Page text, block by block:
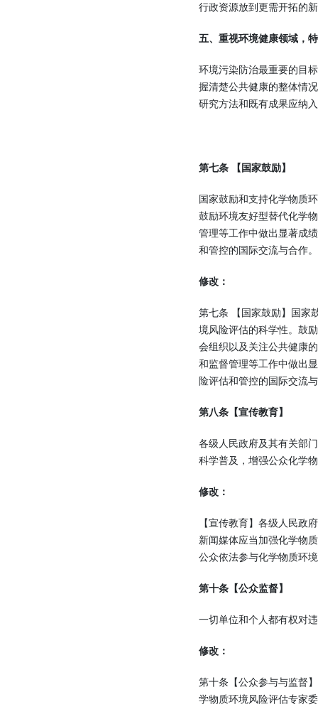
行政资源放到更需开拓的
五、重视环境健康领域，
环境污染防治最重要的目
握清楚公共健康的整体情
研究方法和既有成果应纳
第七条 【国家鼓励】
国家鼓励和支持化学物质
鼓励环境友好型替代化学
管理等工作中做出显著成
和管控的国际交流与合作。
修改：
第七条 【国家鼓励】国家
境风险评估的科学性。鼓
会组织以及关注公共健康
和监督管理等工作中做出
险评估和管控的国际交流
第八条【宣传教育】
各级人民政府及其有关部
科学普及，增强公众化学
修改：
【宣传教育】各级人民政
新闻媒体应当加强化学物
公众依法参与化学物质环
第十条【公众监督】
一切单位和个人都有权对
修改：
第十条【公众参与与监督
学物质环境风险评估专家